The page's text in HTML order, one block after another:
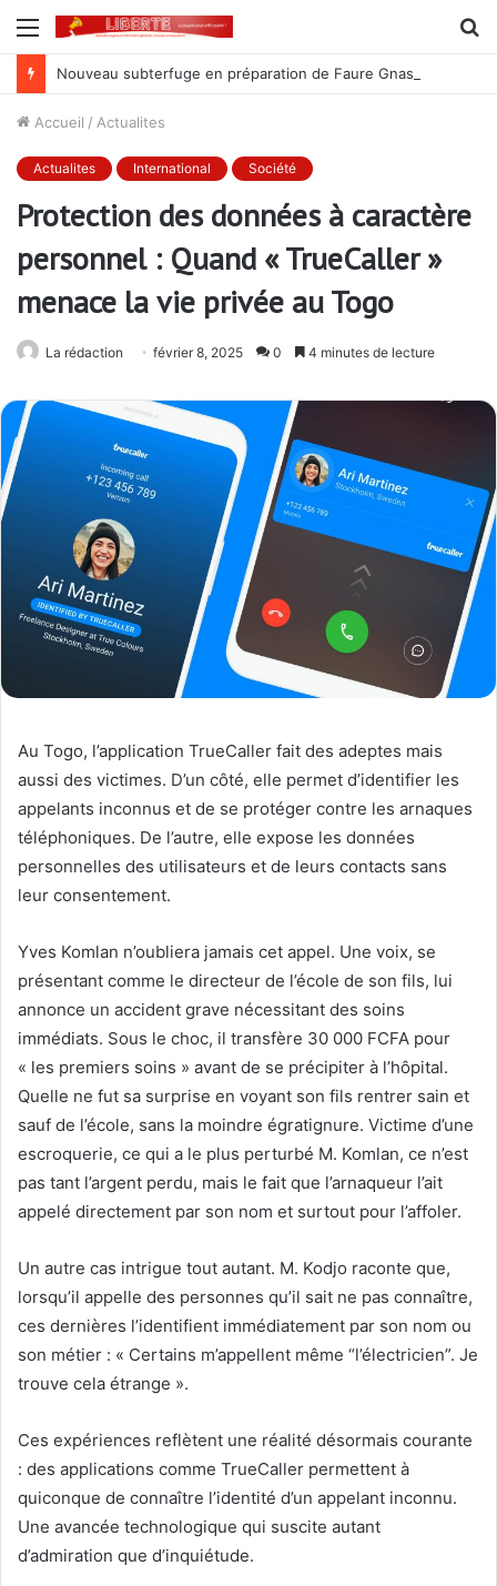
Menu
Accueil / Actualites
Actualites International Société
Protection des données à caractère
personnel : Quand « TrueCaller »
menace la vie privée au Togo
La rédaction février 8, 2025 0 4 minutes de lecture
Au Togo, l’application TrueCaller fait des adeptes mais
aussi des victimes. D’un côté, elle permet d’identifier les
appelants inconnus et de se protéger contre les arnaques
téléphoniques. De l’autre, elle expose les données
personnelles des utilisateurs et de leurs contacts sans
leur consentement.
Yves Komlan n’oubliera jamais cet appel. Une voix, se
présentant comme le directeur de l’école de son fils, lui
annonce un accident grave nécessitant des soins
immédiats. Sous le choc, il transfère 30 000 FCFA pour
« les premiers soins » avant de se précipiter à l’hôpital.
Quelle ne fut sa surprise en voyant son fils rentrer sain et
sauf de l’école, sans la moindre égratignure. Victime d’une
escroquerie, ce qui a le plus perturbé M. Komlan, ce n’est
pas tant l’argent perdu, mais le fait que l’arnaqueur l’ait
appelé directement par son nom et surtout pour l’affoler.
Un autre cas intrigue tout autant. M. Kodjo raconte que,
lorsqu’il appelle des personnes qu’il sait ne pas connaître,
ces dernières l’identifient immédiatement par son nom ou
son métier : « Certains m’appellent même “l’électricien”. Je
trouve cela étrange ».
Ces expériences reflètent une réalité désormais courante
: des applications comme TrueCaller permettent à
quiconque de connaître l’identité d’un appelant inconnu.
Une avancée technologique qui suscite autant
d’admiration que d’inquiétude.